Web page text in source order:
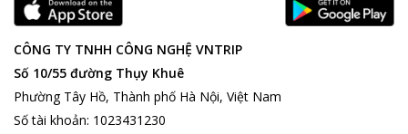
CÔNG TY TNHH CÔNG NGHỆ VNTRIP
Số 10/55 đường Thụy Khuê
Phường Tây Hồ, Thành phố Hà Nội, Việt Nam
Số tài khoản: 1023431230